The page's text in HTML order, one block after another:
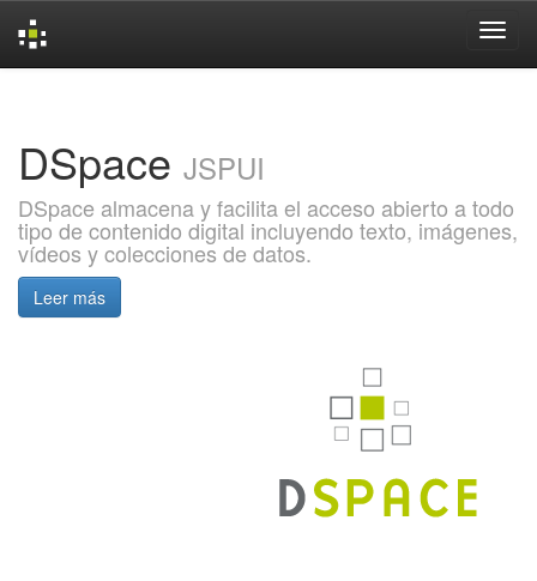
DSpace JSPUI
DSpace almacena y facilita el acceso abierto a todo
tipo de contenido digital incluyendo texto, imágenes,
vídeos y colecciones de datos.
Leer más